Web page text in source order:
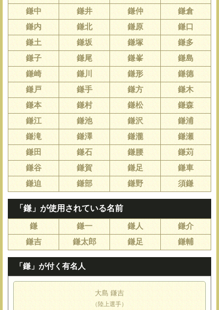
鎌中
鎌井 鎌仲
鎌倉
鎌内
鎌北 鎌原
鎌口
鎌土
鎌坂 鎌塚
鎌多
鎌子
鎌尾 鎌峯
鎌島
鎌崎
鎌川 鎌形
鎌德
鎌戸
鎌手 鎌方
鎌木
鎌本
鎌村 鎌松
鎌森
鎌江
鎌池 鎌沢
鎌浦
鎌滝
鎌澤 鎌瀧
鎌瀬
鎌田
鎌石 鎌腰
鎌苅
鎌谷
鎌賀 鎌足
鎌車
鎌迫
鎌部 鎌野 須鎌
「鎌」が使用されている名前
鎌 鎌一 鎌人
鎌介
鎌吉
鎌太郎 鎌足 鎌輔
「鎌」が付く有名人
大島 鎌吉
（陸上選手）